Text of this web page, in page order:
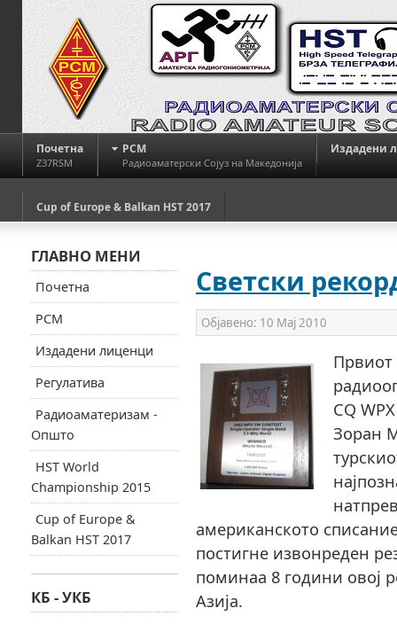
Почетна
Z37RSM
РСМ
Радиоаматерски Сојуз на Македонија
Издадени
Cup of Europe & Balkan HST 2017
Светски
Објавено: 10 Мај 2010
Првиот
CQ
Зоран
американското
постигне извонреден
поминаа 8 години овој
Азија.
ГЛАВНО МЕНИ
Почетна
РСМ
Издадени лиценци
Регулатива
Радиоаматеризам -
Општо
HST World
Championship 2015
Cup of Europe &
Balkan HST 2017
КБ - УКБ